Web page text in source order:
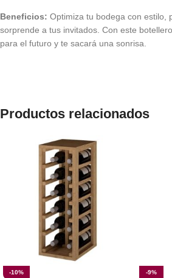
Beneficios: Optimiza tu bodega con estilo,
sorprende a tus invitados. Con este
para el futuro y te sacará una sonrisa.
Productos relacionados
-10%
-9%